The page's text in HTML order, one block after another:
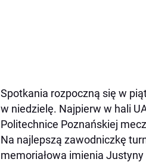
Spotkania rozpoczną się w
w niedzielę. Najpierw w hali
Politechnice Poznańskiej
Na najlepszą zawodniczkę
memoriałowa imienia